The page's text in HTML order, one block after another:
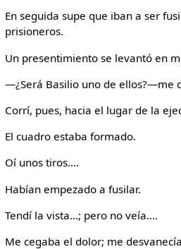
En seguida supe que iban a ser
prisioneros.
Un presentimiento se levantó en
—¿Será Basilio uno de ellos?—me
Corrí, pues, hacia el lugar de la
El cuadro estaba formado.
Oí unos tiros....
Habían empezado a fusilar.
Tendí la vista...; pero no veía....
Me cegaba el dolor; me